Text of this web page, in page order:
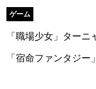
ゲーム
「職場少女」ターニ
「宿命ファンタジー」